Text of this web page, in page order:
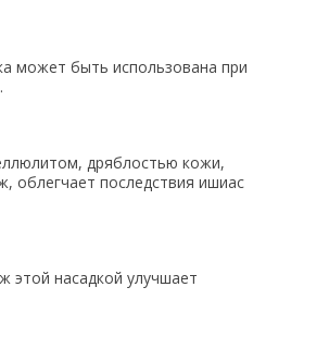
может быть использована при
дряблостью кожи,
облегчает последствия ишиас
этой насадкой улучшает